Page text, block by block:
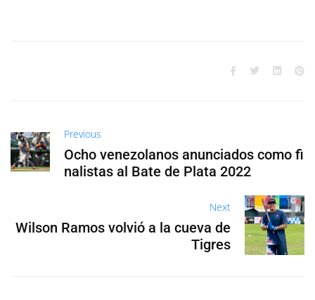
Previous
Ocho venezolanos anunciados como fi
nalistas al Bate de Plata 2022
Next
Wilson Ramos volvió a la cueva de
Tigres